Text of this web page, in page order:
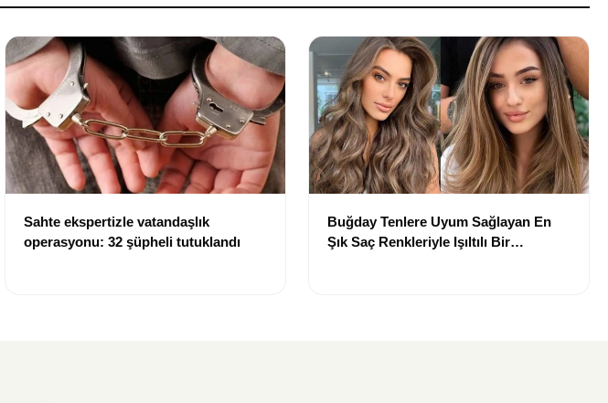
Sahte ekspertizle vatandaşlık
operasyonu: 32 şüpheli tutuklandı
Buğday Tenlere Uyum Sağlayan En
Şık Saç Renkleriyle Işıltılı Bir